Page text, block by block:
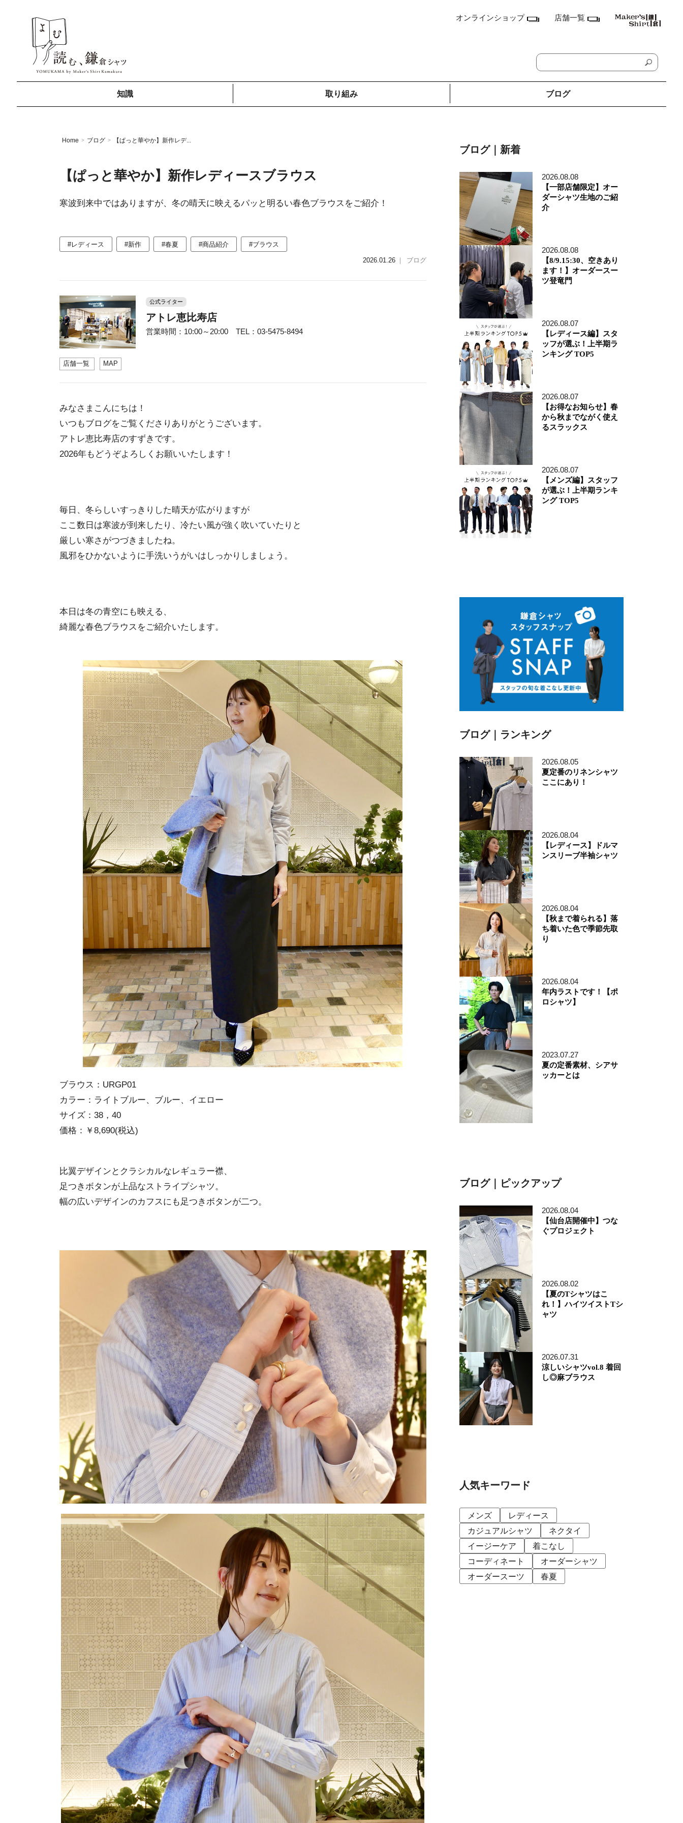
オンラインショップ 店舗一覧
知識 取り組み ブログ
横浜店
ラゾーナ川崎プラザ店
東京都
丸の内丸ビル店
MEN'S アキバ・トリム店
MEN'S 東京ミッドタウン八重洲店
銀座店
アトレ品川店
MEN'S 新宿店
自由が丘MAST店
二子玉川店
MEN'S 渋谷マークシティ店
アトレ恵比寿店
池袋ショッピングパーク店
その他の都道府県
札幌アピア店
仙台シリウス・一番町店
CoCoLo新潟店
名古屋店
京都四条烏丸 三井ビル店
大阪うめきた店
MEN'S 神戸北野坂店
博多深見パークビルディング店
その他
オンラインショップ
商品企画部
人事部（採用）
プレス
貞末奈名子
ディレクター貞末哲兵
貞末タミ子
鎌倉事業構想室
デザイン開発本部
くろすとしゆき
Home > ブログ > 【ぱっと華やか】新作レデ...
【ぱっと華やか】新作レディースブラウス
寒波到来中ではありますが、冬の晴天に映えるパッと明るい春色ブラウスをご紹介！
#レディース #新作 #春夏 #商品紹介 #ブラウス
2026.01.26 ｜ ブログ
公式ライター
アトレ恵比寿店
営業時間：10:00～20:00 TEL：03-5475-8494
店舗一覧 MAP
みなさまこんにちは！
いつもブログをご覧くださりありがとうございます。
アトレ恵比寿店のすずきです。
2026年もどうぞよろしくお願いいたします！
毎日、冬らしいすっきりした晴天が広がりますが
ここ数日は寒波が到来したり、冷たい風が強く吹いていたりと
厳しい寒さがつづきましたね。
風邪をひかないように手洗いうがいはしっかりしましょう。
本日は冬の青空にも映える、
綺麗な春色ブラウスをご紹介いたします。
ブラウス：URGP01
カラー：ライトブルー、ブルー、イエロー
サイズ：38，40
価格：￥8,690(税込)
比翼デザインとクラシカルなレギュラー襟、
足つきボタンが上品なストライプシャツ。
幅の広いデザインのカフスにも足つきボタンが二つ。
ブログ｜新着
2026.08.08
【一部店舗限定】オー
ダーシャツ生地のご紹
介
2026.08.08
【8/9.15:30、空きあり
ます！】オーダースー
ツ登竜門
2026.08.07
【レディース編】スタ
ッフが選ぶ！上半期ラ
ンキング TOP5
2026.08.07
【お得なお知らせ】春
から秋までながく使え
るスラックス
2026.08.07
【メンズ編】スタッフ
が選ぶ！上半期ランキ
ング TOP5
ブログ｜ランキング
2026.08.05
夏定番のリネンシャツ
ここにあり！
2026.08.04
【レディース】ドルマ
ンスリーブ半袖シャツ
2026.08.04
【秋まで着られる】落
ち着いた色で季節先取
り
2026.08.04
年内ラストです！【ポ
ロシャツ】
2023.07.27
夏の定番素材、シアサ
ッカーとは
ブログ｜ピックアップ
2026.08.04
【仙台店開催中】つな
ぐプロジェクト
2026.08.02
【夏のTシャツはこ
れ！】ハイツイストTシ
ャツ
2026.07.31
涼しいシャツvol.8 着回
し◎麻ブラウス
人気キーワード
メンズ
レディース
カジュアルシャツ
ネクタイ
イージーケア
着こなし
コーディネート
オーダーシャツ
オーダースーツ
春夏